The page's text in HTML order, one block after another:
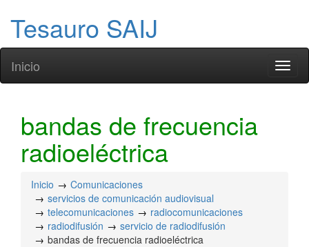
Tesauro SAIJ
Inicio
bandas de frecuencia
radioeléctrica
Inicio
Comunicaciones
servicios de comunicación audiovisual
telecomunicaciones
radiocomunicaciones
radiodifusión
servicio de radiodifusión
bandas de frecuencia radioeléctrica